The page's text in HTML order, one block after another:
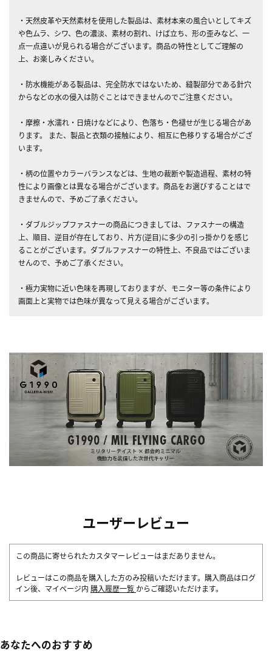
・天然皮革や天然素材を使用した製品は、素材本来の風合いとしてキズ
や色ムラ、シワ、色の濃淡、素材の割れ、けば立ち、形の歪みなど、一
点一点違いが見られる場合がございます。商品の特性としてご理解の
上、お楽しみください。
・防水機能がある製品は、完全防水ではないため、縫製部分である針穴
からなどの水の侵入は防ぐことはできませんのでご注意ください。
・摩擦・水濡れ・日焼けなどにより、色落ち・色褪せが生じる場合があ
ります。 また、製品と衣類の接触により、相互に色移りする場合がござ
います。
・柄の位置やカラーバランスなどは、生地の裁断や製造過程、素材の特
性により画像とは異なる場合がございます。商品をお選びすることはで
きませんので、予めご了承ください。
・ダブルジップファスナーの商品につきましては、ファスナーの構造
上、順目、逆目が存在しており、片方(逆目)に多少の引っ掛かりを感じ
ることがございます。ダブルファスナーの特性上、不良品ではございま
せんので、予めご了承ください。
・極力実物に近い色味を再現しておりますが、モニター等の条件により
画面上と実物では色味が異なって見える場合がございます。
ユーザーレビュー
この商品に寄せられたカスタマーレビューはまだありません。
レビューはこの商品を購入した方のみ投稿いただけます。購入商品はログ
イン後、マイページ内 購入履歴一覧 からご確認いただけます。
あなたへのおすすめ